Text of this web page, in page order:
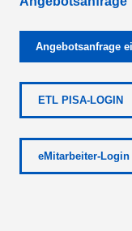
Angebotsanfrage
ETL PISA-LOGIN
eMitarbeiter-Login